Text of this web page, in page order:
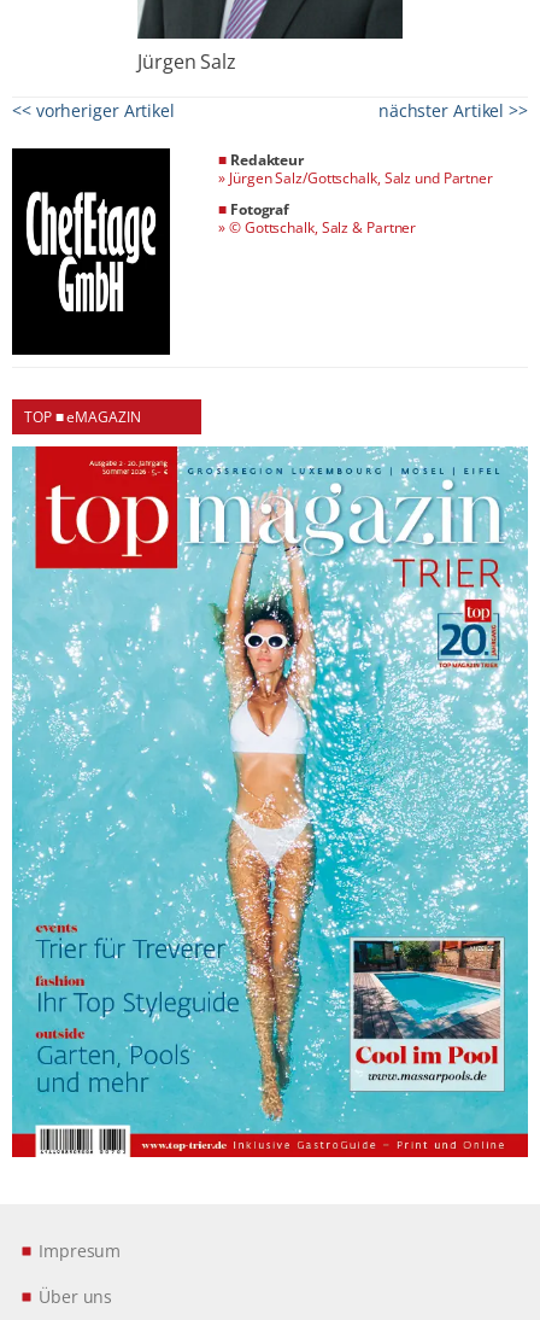
Jürgen Salz
<< vorheriger Artikel nächster Artikel >>
■ Redakteur
» Jürgen Salz/Gottschalk, Salz und Partner
■ Fotograf
»© Gottschalk, Salz & Partner
TOP ■ eMAGAZIN
Impresum
Über uns